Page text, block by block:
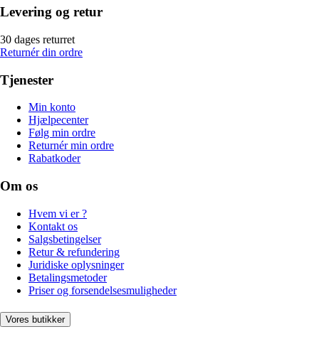
Levering og retur
30 dages returret
Returnér din ordre
Tjenester
Min konto
Hjælpecenter
Følg min ordre
Returnér min ordre
Rabatkoder
Om os
Hvem vi er ?
Kontakt os
Salgsbetingelser
Retur & refundering
Juridiske oplysninger
Betalingsmetoder
Priser og forsendelsesmuligheder
Vores butikker